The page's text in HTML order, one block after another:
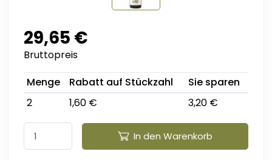
29,65 €
Bruttopreis
Menge
Rabatt auf Stückzahl
Sie sparen
2
1,60 € 3,20 €
In den Warenkorb